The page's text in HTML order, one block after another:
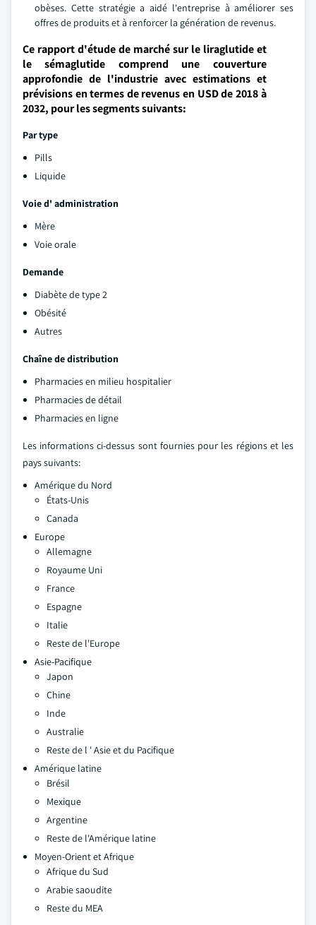
obèses. Cette stratégie a aidé l'entreprise à améliorer ses
offres de produits et à renforcer la génération de revenus.
Ce rapport d'étude de marché sur le liraglutide et
le sémaglutide comprend une couverture
approfondie de l'industrie avec estimations et
prévisions en termes de revenus en USD de 2018 à
2032, pour les segments suivants:
Par type
Pills
Liquide
Voie d' administration
Mère
Voie orale
Demande
Diabète de type 2
Obésité
Autres
Chaîne de distribution
Pharmacies en milieu hospitalier
Pharmacies de détail
Pharmacies en ligne
Les informations ci-dessus sont fournies pour les régions et les
pays suivants:
Amérique du Nord
États-Unis
Canada
Europe
Allemagne
Royaume Uni
France
Espagne
Italie
Reste de l'Europe
Asie-Pacifique
Japon
Chine
Inde
Australie
Reste de l ' Asie et du Pacifique
Amérique latine
Brésil
Mexique
Argentine
Reste de l'Amérique latine
Moyen-Orient et Afrique
Afrique du Sud
Arabie saoudite
Reste du MEA